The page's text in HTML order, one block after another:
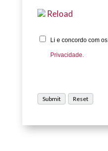
Reload
Li e concordo com os
Privacidade.